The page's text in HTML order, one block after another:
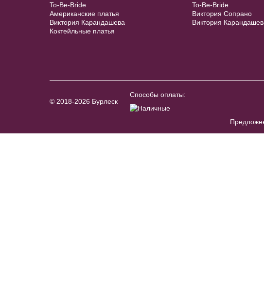
To-Be-Bride
Американские платья
Виктория Карандашева
Коктейльные платья
To-Be-Bride
Виктория Сопрано
Виктория
© 2018-2026 Бурлеск
Способы оплаты: